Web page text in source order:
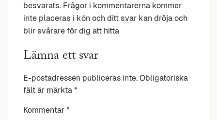
besvarats. Frågor i kommentarerna kommer
inte placeras i kön och ditt svar kan dröja och
blir svårare för dig att hitta
Lämna ett svar
E-postadressen publiceras inte. Obligatoriska
fält är märkta *
Kommentar *